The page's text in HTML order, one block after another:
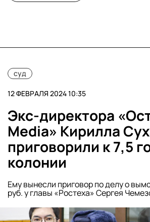
суд
12 ФЕВРАЛЯ 2024 10:35
Экс-директора
Media» Кирилла
приговорили к 7,5
колонии
Ему вынесли приговор по делу о
руб. у главы «Ростеха» Сергея